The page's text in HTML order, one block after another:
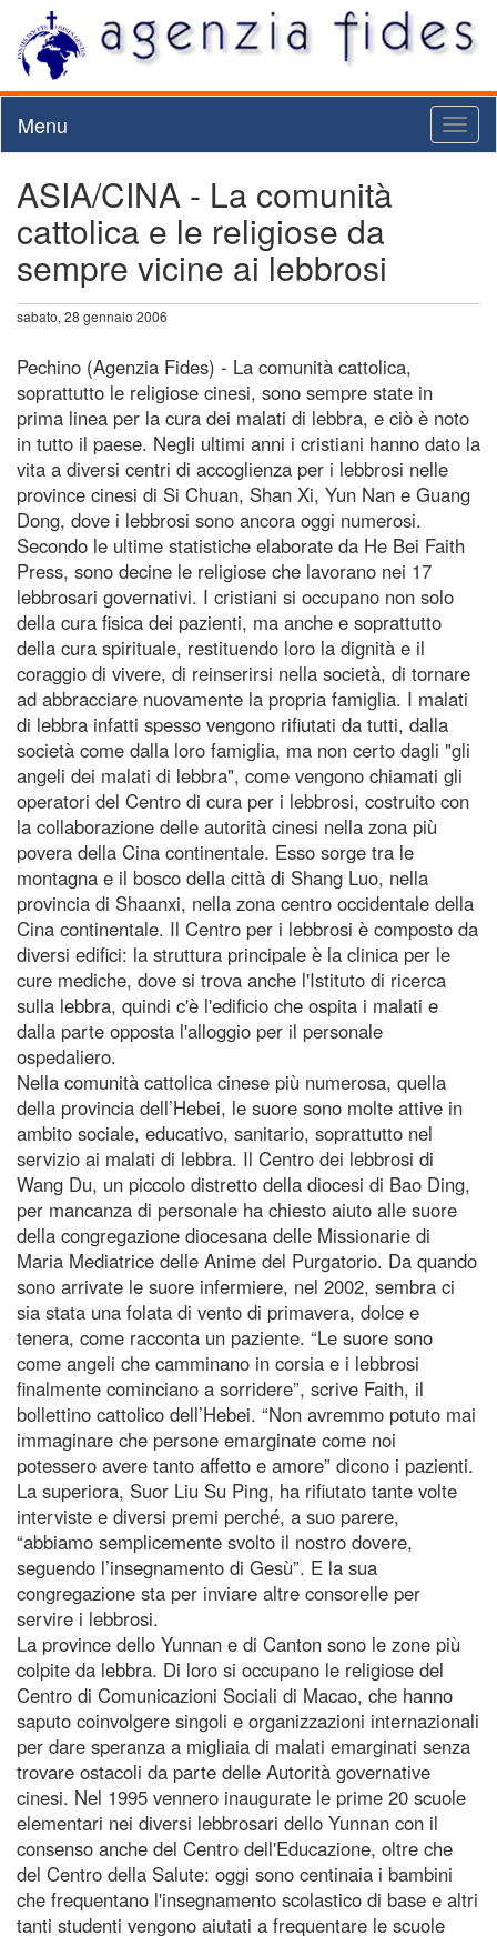
Menu
ASIA/CINA - La comunità
cattolica e le religiose da
sempre vicine ai lebbrosi
sabato, 28 gennaio 2006
Pechino (Agenzia Fides) - La comunità cattolica,
soprattutto le religiose cinesi, sono sempre state in
prima linea per la cura dei malati di lebbra, e ciò è noto
in tutto il paese. Negli ultimi anni i cristiani hanno dato la
vita a diversi centri di accoglienza per i lebbrosi nelle
province cinesi di Si Chuan, Shan Xi, Yun Nan e Guang
Dong, dove i lebbrosi sono ancora oggi numerosi.
Secondo le ultime statistiche elaborate da He Bei Faith
Press, sono decine le religiose che lavorano nei 17
lebbrosari governativi. I cristiani si occupano non solo
della cura fisica dei pazienti, ma anche e soprattutto
della cura spirituale, restituendo loro la dignità e il
coraggio di vivere, di reinserirsi nella società, di tornare
ad abbracciare nuovamente la propria famiglia. I malati
di lebbra infatti spesso vengono rifiutati da tutti, dalla
società come dalla loro famiglia, ma non certo dagli "gli
angeli dei malati di lebbra", come vengono chiamati gli
operatori del Centro di cura per i lebbrosi, costruito con
la collaborazione delle autorità cinesi nella zona più
povera della Cina continentale. Esso sorge tra le
montagna e il bosco della città di Shang Luo, nella
provincia di Shaanxi, nella zona centro occidentale della
Cina continentale. Il Centro per i lebbrosi è composto da
diversi edifici: la struttura principale è la clinica per le
cure mediche, dove si trova anche l'Istituto di ricerca
sulla lebbra, quindi c'è l'edificio che ospita i malati e
dalla parte opposta l'alloggio per il personale
ospedaliero.
Nella comunità cattolica cinese più numerosa, quella
della provincia dell’Hebei, le suore sono molte attive in
ambito sociale, educativo, sanitario, soprattutto nel
servizio ai malati di lebbra. Il Centro dei lebbrosi di
Wang Du, un piccolo distretto della diocesi di Bao Ding,
per mancanza di personale ha chiesto aiuto alle suore
della congregazione diocesana delle Missionarie di
Maria Mediatrice delle Anime del Purgatorio. Da quando
sono arrivate le suore infermiere, nel 2002, sembra ci
sia stata una folata di vento di primavera, dolce e
tenera, come racconta un paziente. “Le suore sono
come angeli che camminano in corsia e i lebbrosi
finalmente cominciano a sorridere”, scrive Faith, il
bollettino cattolico dell’Hebei. “Non avremmo potuto mai
immaginare che persone emarginate come noi
potessero avere tanto affetto e amore” dicono i pazienti.
La superiora, Suor Liu Su Ping, ha rifiutato tante volte
interviste e diversi premi perché, a suo parere,
“abbiamo semplicemente svolto il nostro dovere,
seguendo l’insegnamento di Gesù”. E la sua
congregazione sta per inviare altre consorelle per
servire i lebbrosi.
La province dello Yunnan e di Canton sono le zone più
colpite da lebbra. Di loro si occupano le religiose del
Centro di Comunicazioni Sociali di Macao, che hanno
saputo coinvolgere singoli e organizzazioni internazionali
per dare speranza a migliaia di malati emarginati senza
trovare ostacoli da parte delle Autorità governative
cinesi. Nel 1995 vennero inaugurate le prime 20 scuole
elementari nei diversi lebbrosari dello Yunnan con il
consenso anche del Centro dell'Educazione, oltre che
del Centro della Salute: oggi sono centinaia i bambini
che frequentano l'insegnamento scolastico di base e altri
tanti studenti vengono aiutati a frequentare le scuole